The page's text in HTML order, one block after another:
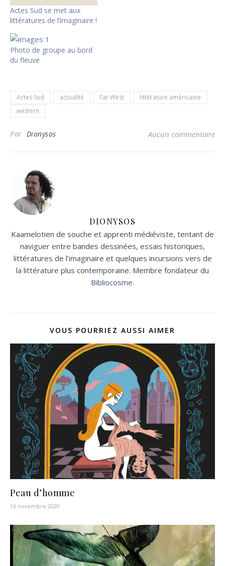
Actes Sud se met aux
littératures de l’imaginaire !
Photo de groupe au bord
du fleuve
Actes Sud actualité Far West
littérature américaine
western
Par Dionysos Aucun commentaire
DIONYSOS
Kaamelotien de souche et apprenti médiéviste, tentant de
naviguer entre bandes dessinées, essais historiques,
littératures de l’imaginaire et quelques incursions vers de
la littérature plus contemporaine. Membre fondateur du
Bibliocosme.
VOUS POURRIEZ AUSSI AIMER
Peau d’homme
16 novembre 2020